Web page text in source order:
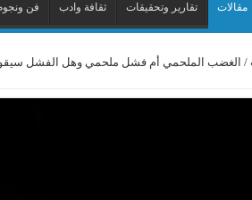
مقالات تقارير وتحقيقات ثقافة وادب فن
/ الغضب الملحمي أم فشل ملحمي وهل الفشل سيقود